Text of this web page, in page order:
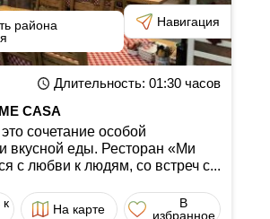
района
Навигация
Длительность: 01:30часов
CASA
сочетание особой
вкусной еды. Ресторан «Ми
с любви к людям, со встреч с...
На карте
В
избранное